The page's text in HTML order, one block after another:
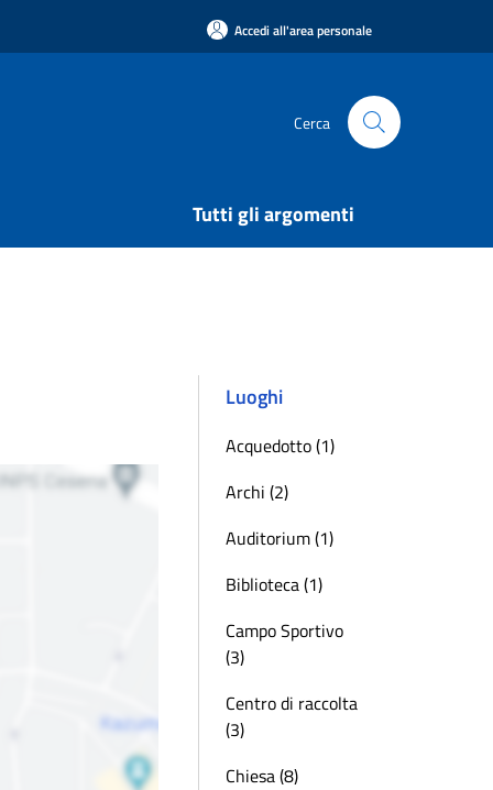
Accedi all'area personale
Cerca
Tutti gli argomenti
Luoghi
Acquedotto (1)
Archi (2)
Auditorium (1)
Biblioteca (1)
Campo Sportivo
(3)
Centro di raccolta
(3)
Chiesa (8)